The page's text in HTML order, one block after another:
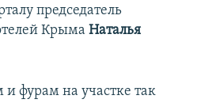
председатель
Крыма Наталья
и фурам на участке так